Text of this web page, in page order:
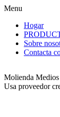
Menu
Hogar
Sobre
Contacta
Molienda Medios
Usa proveedor